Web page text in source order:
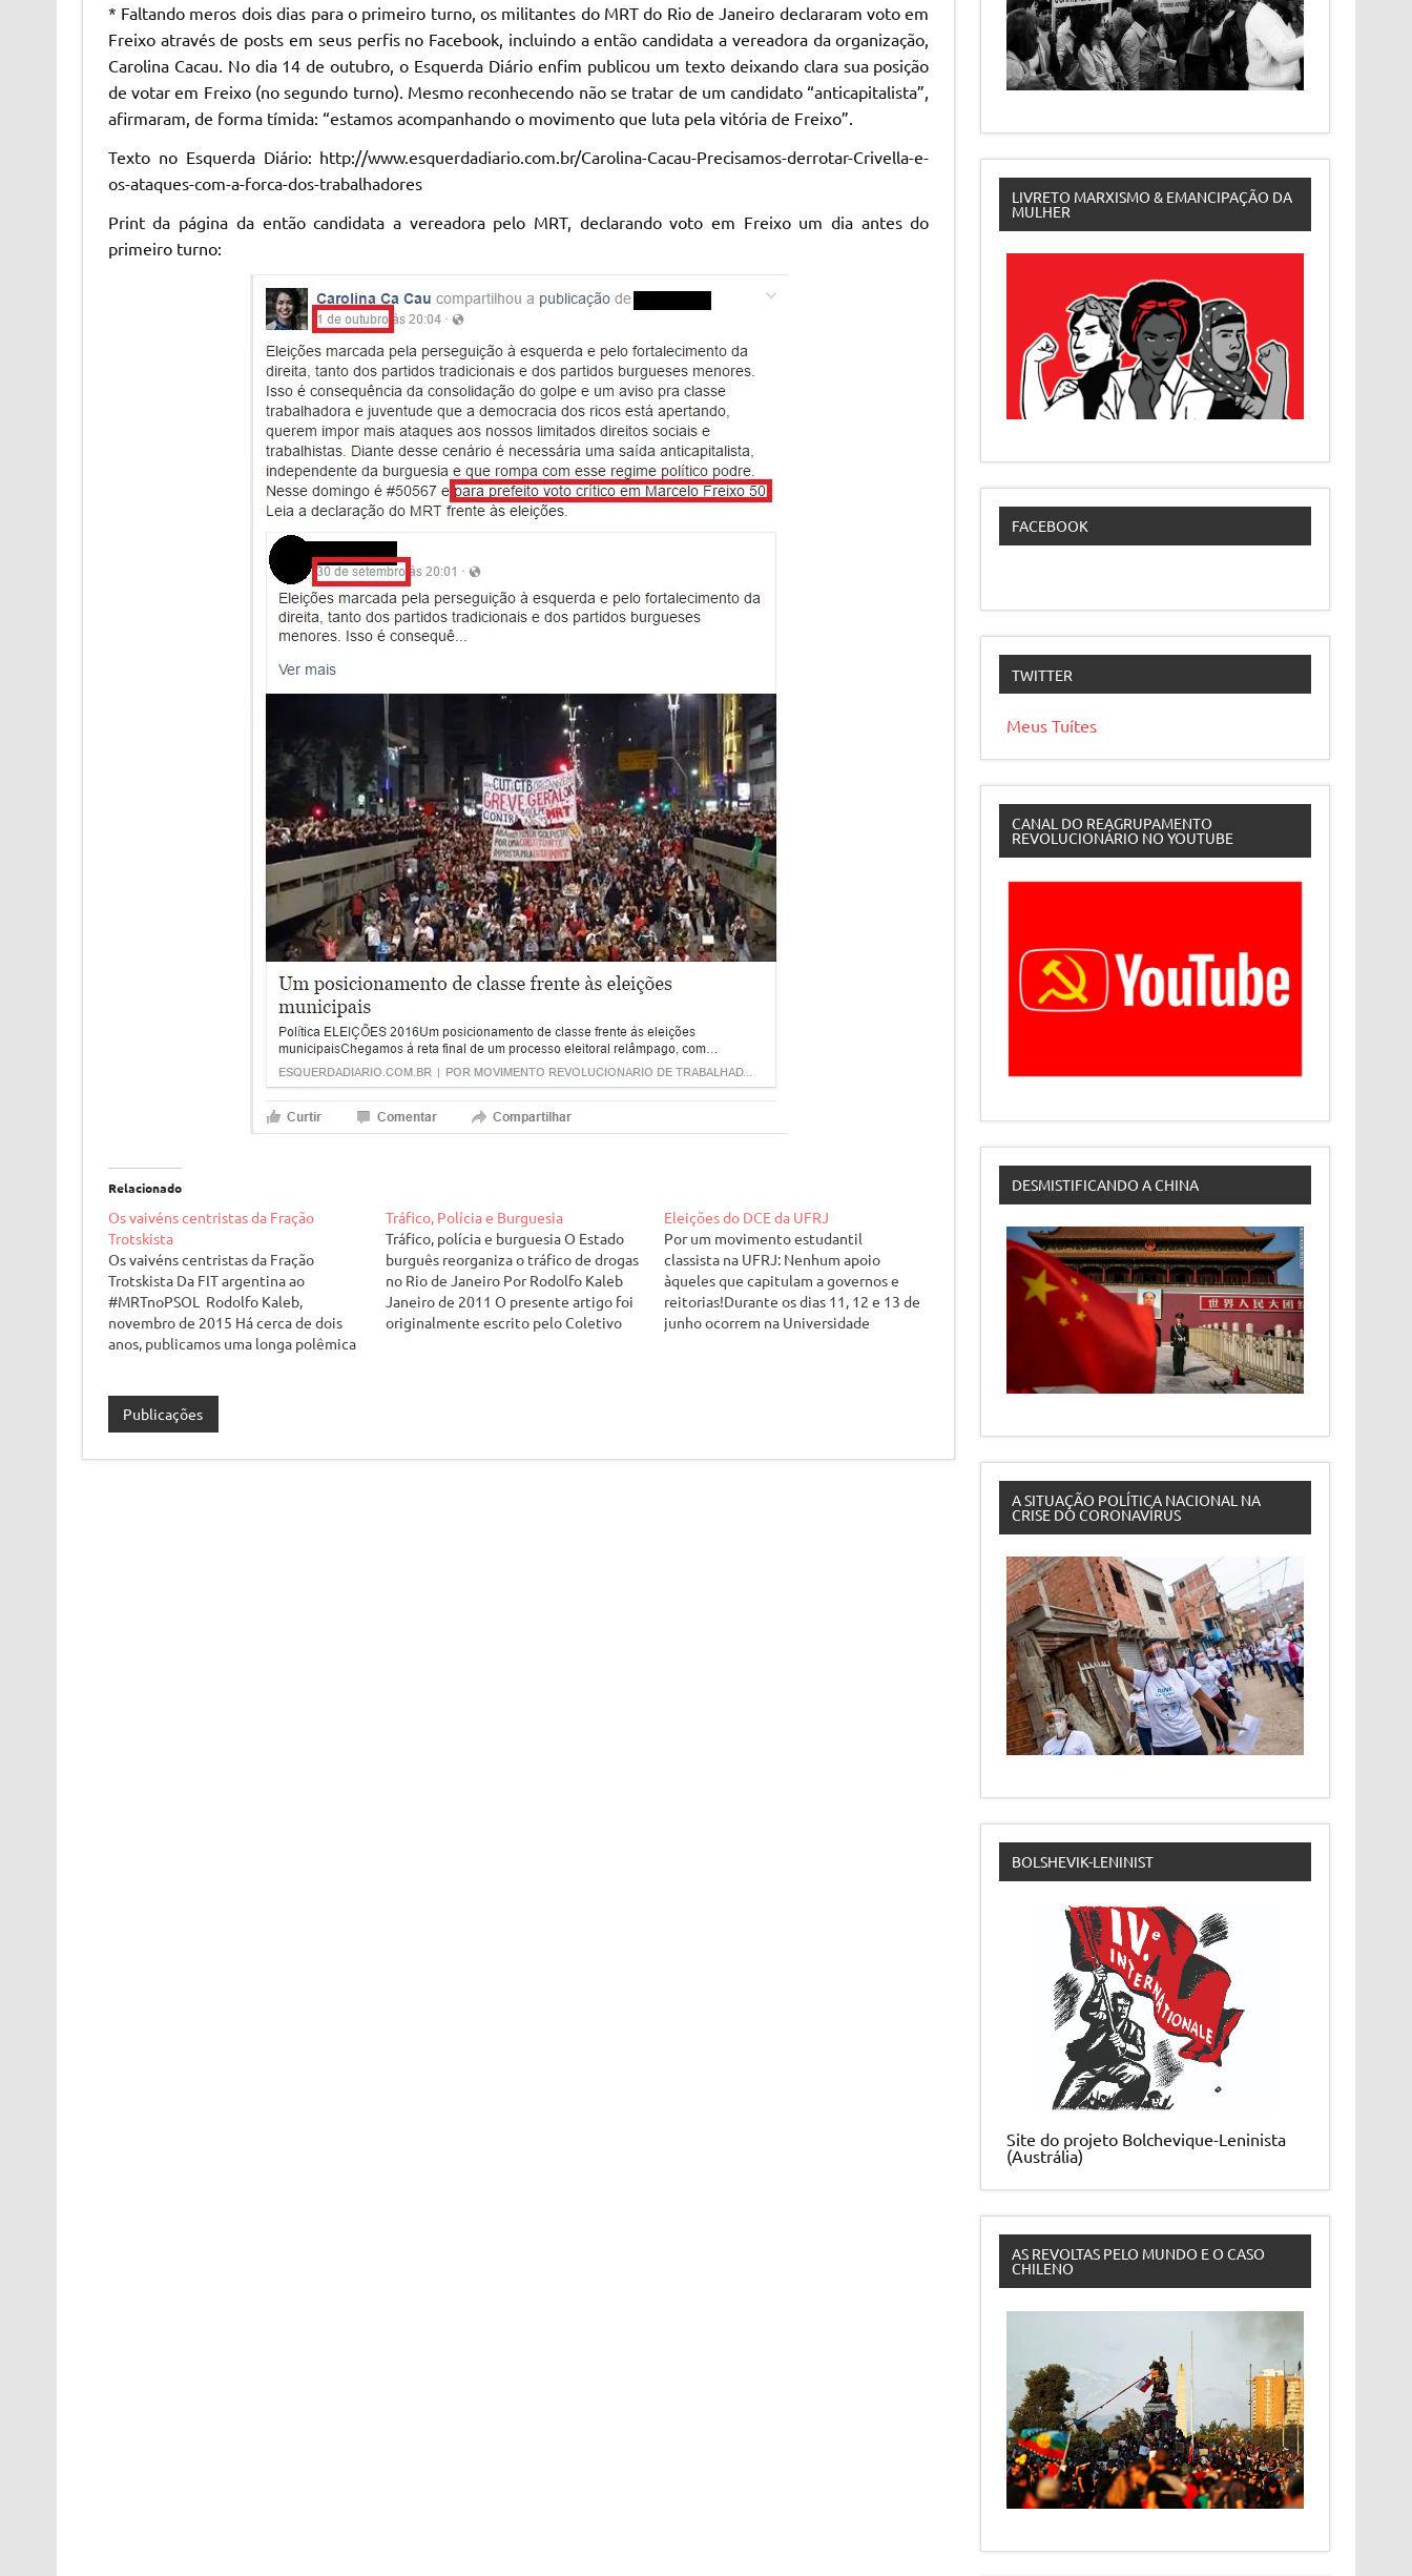
* Faltando meros dois dias para o primeiro turno, os militantes do MRT do Rio de Janeiro declararam voto em
Freixo através de posts em seus perfis no Facebook, incluindo a então candidata a vereadora da organização,
Carolina Cacau. No dia 14 de outubro, o Esquerda Diário enfim publicou um texto deixando clara sua posição
de votar em Freixo (no segundo turno). Mesmo reconhecendo não se tratar de um candidato “anticapitalista”,
afirmaram, de forma tímida: “estamos acompanhando o movimento que luta pela vitória de Freixo”.
Texto no Esquerda Diário: http://www.esquerdadiario.com.br/Carolina-Cacau-Precisamos-derrotar-Crivella-e-
os-ataques-com-a-forca-dos-trabalhadores
Print da página da então candidata a vereadora pelo MRT, declarando voto em Freixo um dia antes do
primeiro turno:
Relacionado
Os vaivéns centristas da Fração
Trotskista
Os vaivéns centristas da Fração
Trotskista Da FIT argentina ao
#MRTnoPSOL Rodolfo Kaleb,
novembro de 2015 Há cerca de dois
anos, publicamos uma longa polêmica
argentino e cuja seção no Brasil é o
MRT (antiga LER-QI) [2]. Essa polêmica
Tráfico, Polícia e Burguesia
Tráfico, polícia e burguesia O Estado
burguês reorganiza o tráfico de drogas
no Rio de Janeiro Por Rodolfo Kaleb
Janeiro de 2011 O presente artigo foi
originalmente escrito pelo Coletivo
Eleições do DCE da UFRJ
Por um movimento estudantil
classista na UFRJ: Nenhum apoio
àqueles que capitulam a governos e
reitorias!Durante os dias 11, 12 e 13 de
junho ocorrem na Universidade
Publicações
LIVRETO MARXISMO & EMANCIPAÇÃO DA
MULHER
FACEBOOK
TWITTER
Meus Tuítes
CANAL DO REAGRUPAMENTO
REVOLUCIONÁRIO NO YOUTUBE
DESMISTIFICANDO A CHINA
A SITUAÇÃO POLÍTICA NACIONAL NA
CRISE DO CORONAVÍRUS
BOLSHEVIK-LENINIST
Site do projeto Bolchevique-Leninista
(Austrália)
AS REVOLTAS PELO MUNDO E O CASO
CHILENO